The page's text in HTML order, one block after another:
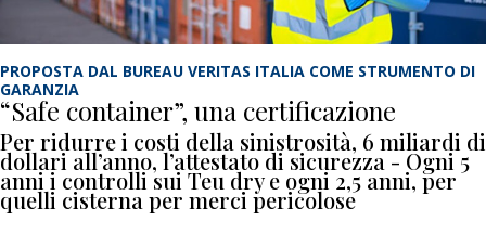
PROPOSTA DAL BUREAU VERITAS ITALIA COME STRUMENTO DI
GARANZIA
“Safe container”, una certificazione
Per ridurre i costi della sinistrosità, 6 miliardi di
dollari all’anno, l’attestato di sicurezza - Ogni 5
anni i controlli sui Teu dry e ogni 2,5 anni, per
quelli cisterna per merci pericolose